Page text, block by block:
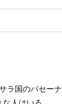
ラ国のパセーナ